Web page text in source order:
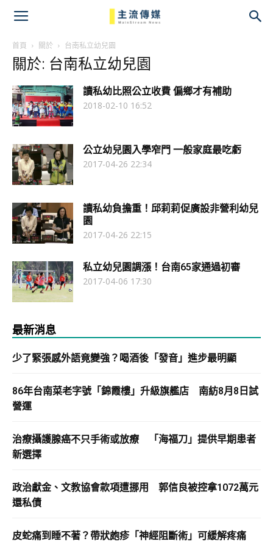
首頁 關於 台南私立幼兒園
關於: 台南私立幼兒園
讀私幼比照公立收費 偏鄉才有補助
2018-02-10 16:52
公立幼兒園入學窄門 一般家庭最吃虧
2017-04-26 22:34
讀私幼負擔重！邱莉莉促廣設非營利幼兒
園
2017-04-26 22:15
私立幼兒園調漲！台南65家通過初審
2017-04-06 17:30
最新消息
少了緊張感外語竟變強？喝酒後「發音」進步最明顯
86年台南菜老字號「錦霞樓」升級旗艦店 南紡8月8日試
營運
治療攝護腺癌不只手術或放療 「海福刀」提供早期患者
新選擇
政治獻金、文教協會款項遭挪用 郭信良被控拿1072萬元
還私債
皮蛇痛到睡不著？帶狀皰疹「神經阻斷術」可緩解疼痛